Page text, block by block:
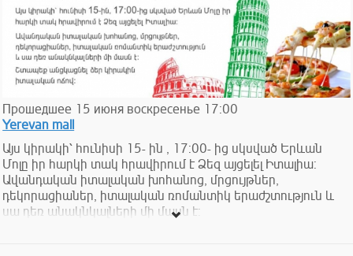
Прошедшее 15 июня воскресенье 17:00
Yerevan mall
Այս կիրակի՝ հունիսի 15- ին , 17:00- ից սկսված Երևան
Մոլը իր հարկի տակ հրավիրում է Ձեզ այցելել Իտալիա:
Ավանդական իտալական խոհանոց, մրցույթներ,
դեկորացիաներ, իտալական ռոմանտիկ երաժշտություն և
սա դեռ անակնկալների մի մասն է: